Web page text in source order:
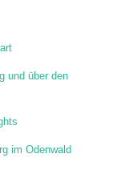
und über den
im Odenwald